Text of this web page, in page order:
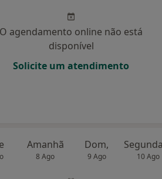
O agendamento online não está
disponível
Solicite um atendimento
Amanhã
8 Ago
Dom,
9 Ago 10 Ago